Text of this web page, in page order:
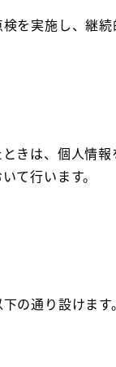
を実施し、継続
きは、個人情
て行います。
の通り設けます。